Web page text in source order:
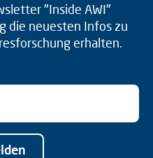
"Inside AWI"
die neuesten Infos zu
erhalten.